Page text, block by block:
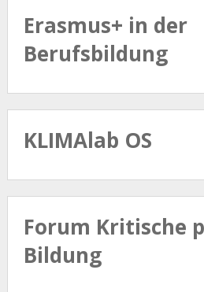
Erasmus+ in der
Berufsbildung
KLIMAlab OS
Forum Kritische
Bildung